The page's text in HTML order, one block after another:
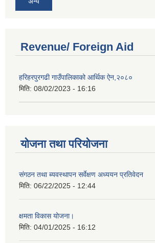
Revenue/ Foreign Aid
हरिहरपुरगढी गाउँपालिकाको आर्थिक ऐन,२०८०
मिति: 08/02/2023 - 16:16
योजना तथा परियोजना
संगठन तथा ब्यवस्थापन सर्वेक्षण अध्ययन प्रतिवेदन
मिति: 06/22/2025 - 12:44
क्षमता विकास योजना।
मिति: 04/01/2025 - 16:12